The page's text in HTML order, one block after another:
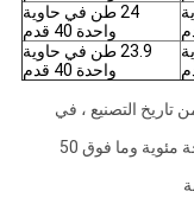
24 طن في حاوية
واحدة 40 قدم
23.9 طن في حاوية
واحدة 40 قدم
الداخل لمدة 12 شهرًا ، من تاريخ التصنيع ، في
نظيفة في درجة حرارة محيطة أقل من 350 درجة مئوية وما فوق 50